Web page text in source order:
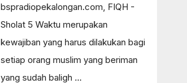
bspradiopekalongan.com, FIQH -
Sholat 5 Waktu merupakan
kewajiban yang harus dilakukan bagi
setiap orang muslim yang beriman
yang sudah baligh ...